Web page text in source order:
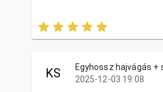
KS
Egyhossz hajvágás
2025-12-03 19:08